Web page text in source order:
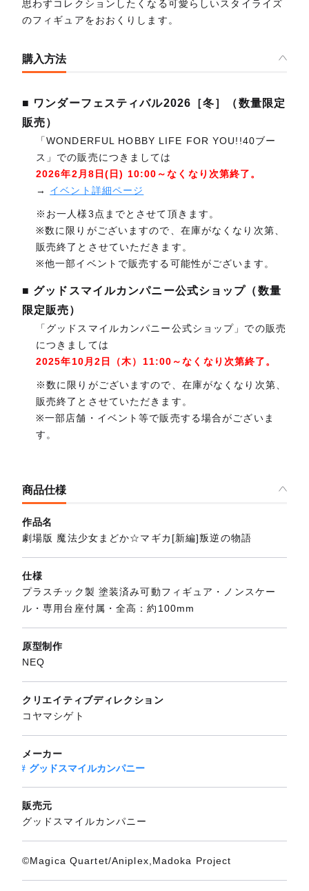
思わずコレクションしたくなる可愛らしいスタイライズ
のフィギュアをおおくりします。
購入方法
■ ワンダーフェスティバル2026［冬］（数量限定
販売）
「WONDERFUL HOBBY LIFE FOR YOU!!40ブー
ス」での販売につきましては
2026年2月8日(日) 10:00～なくなり次第終了。
→ イベント詳細ページ
※お一人様3点までとさせて頂きます。
※数に限りがございますので、在庫がなくなり次第、
販売終了とさせていただきます。
※他一部イベントで販売する可能性がございます。
■ グッドスマイルカンパニー公式ショップ（数量
限定販売）
「グッドスマイルカンパニー公式ショップ」での販売
につきましては
2025年10月2日（木）11:00～なくなり次第終了。
※数に限りがございますので、在庫がなくなり次第、
販売終了とさせていただきます。
※一部店舗・イベント等で販売する場合がございま
す。
商品仕様
作品名
劇場版 魔法少女まどか☆マギカ[新編]叛逆の物語
仕様
プラスチック製 塗装済み可動フィギュア・ノンスケー
ル・専用台座付属・全高：約100mm
原型制作
NEQ
クリエイティブディレクション
コヤマシゲト
メーカー
グッドスマイルカンパニー
販売元
グッドスマイルカンパニー
©Magica Quartet/Aniplex,Madoka Project